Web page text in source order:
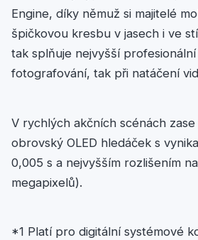
Engine, díky němuž si majitelé
špičkovou kresbu v jasech i ve
tak splňuje nejvyšší
fotografování, tak při natáčení
V rychlých akčních scénách
obrovský OLED hledáček s
0,005 s a nejvyšším rozlišením
megapixelů).
*1 Platí pro digitální systémové